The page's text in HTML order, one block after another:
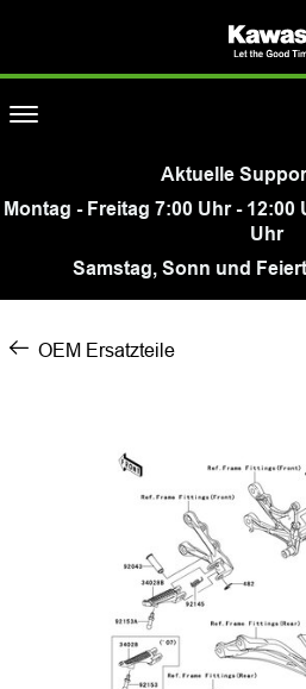
Aktuelle
Montag - Freitag 7:00 Uhr - 12:00
Uhr
Samstag, Sonn und
OEM Ersatzteile